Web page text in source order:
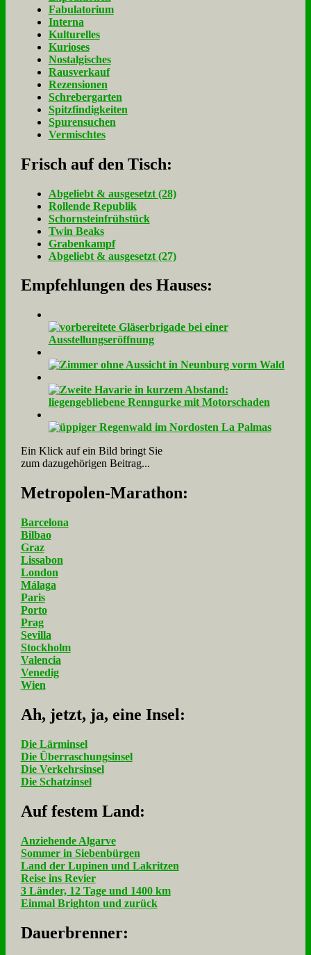
Fabulatorium
Interna
Kulturelles
Kurioses
Nostalgisches
Rausverkauf
Rezensionen
Schrebergarten
Spitzfindigkeiten
Spurensuchen
Vermischtes
Frisch auf den Tisch:
Ab­ge­liebt & aus­ge­setzt (28)
Rol­len­de Re­pu­blik
Schorn­stein­früh­stück
Twin Beaks
Gra­ben­kampf
Ab­ge­liebt & aus­ge­setzt (27)
Empfehlungen des Hauses:
Ein Klick auf ein Bild bringt Sie
zum dazugehörigen Beitrag...
Me­tro­po­len-Ma­ra­thon:
Barcelona
Bilbao
Graz
Lissabon
London
Málaga
Paris
Porto
Prag
Sevilla
Stockholm
Valencia
Venedig
Wien
Ah, jetzt, ja, ei­ne In­sel:
Die Lärminsel
Die Überraschungsinsel
Die Verkehrsinsel
Die Schatzinsel
Auf fe­stem Land:
Anziehende Algarve
Sommer in Siebenbürgen
Land der Lupinen und Lakritzen
Reise ins Revier
3 Länder, 12 Tage und 1400 km
Einmal Brighton und zurück
Dau­er­bren­ner: